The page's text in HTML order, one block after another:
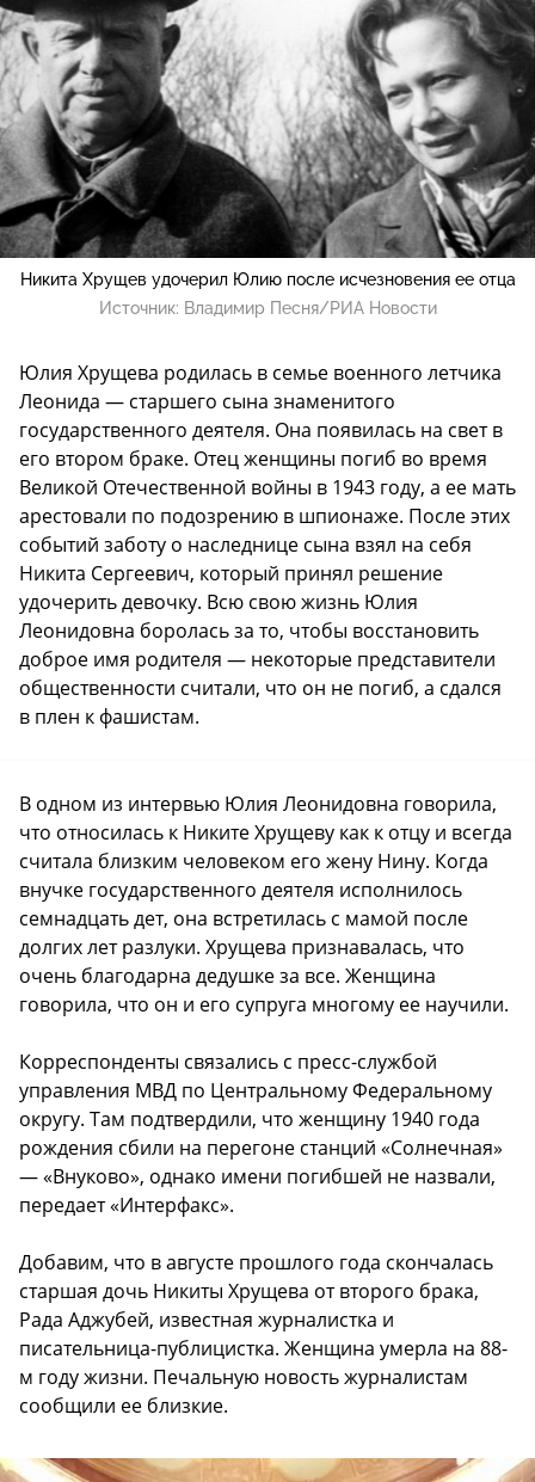
Никита Хрущев удочерил Юлию после исчезновения ее отца
Источник: Владимир Песня/РИА Новости
Юлия Хрущева родилась в семье военного летчика
Леонида — старшего сына знаменитого
государственного деятеля. Она появилась на свет в
его втором браке. Отец женщины погиб во время
Великой Отечественной войны в 1943 году, а ее мать
арестовали по подозрению в шпионаже. После этих
событий заботу о наследнице сына взял на себя
Никита Сергеевич, который принял решение
удочерить девочку. Всю свою жизнь Юлия
Леонидовна боролась за то, чтобы восстановить
доброе имя родителя — некоторые представители
общественности считали, что он не погиб, а сдался
в плен к фашистам.
В одном из интервью Юлия Леонидовна говорила,
что относилась к Никите Хрущеву как к отцу и всегда
считала близким человеком его жену Нину. Когда
внучке государственного деятеля исполнилось
семнадцать дет, она встретилась с мамой после
долгих лет разлуки. Хрущева признавалась, что
очень благодарна дедушке за все. Женщина
говорила, что он и его супруга многому ее научили.
Корреспонденты связались с пресс-службой
управления МВД по Центральному Федеральному
округу. Там подтвердили, что женщину 1940 года
рождения сбили на перегоне станций «Солнечная»
— «Внуково», однако имени погибшей не назвали,
передает «Интерфакс».
Добавим, что в августе прошлого года скончалась
старшая дочь Никиты Хрущева от второго брака,
Рада Аджубей, известная журналистка и
писательница-публицистка. Женщина умерла на 88-
м году жизни. Печальную новость журналистам
сообщили ее близкие.